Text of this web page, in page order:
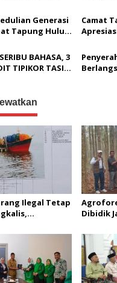
KamparGenerasi
Tapung Hulu
di Liga IV
Camat
2026
BAHASA, 3
TIPIKOR TASIK
Ilegal Tetap
Dibidik